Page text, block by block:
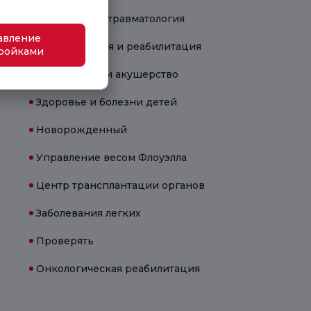
Ортопедия и травматология
Физиотерапия и реабилитация
Гинекология и акушерство
Здоровье и болезни детей
Новорожденный
Управление весом Флоуэлла
Центр трансплантации органов
Заболевания легких
Проверять
Онкологическая реабилитация